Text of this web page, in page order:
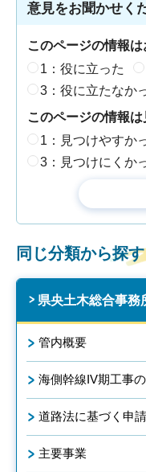
意見をお聞かせく
このページの情報
1：役に立った
3：役に立たなか
このページの情報
1：見つけやすか
3：見つけにくか
同じ分類から探す
県央土木総合事務
管内概要
海側幹線IV期工事
道路法に基づく申
主要事業